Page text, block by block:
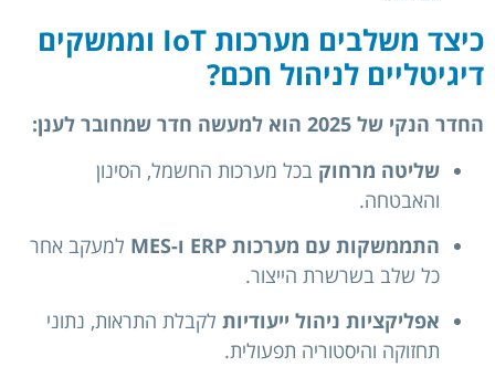
כיצד משלבים מערכות IoT וממשקים
דיגיטליים לניהול חכם?
החדר הנקי של 2025 הוא למעשה חדר שמחובר לענן:
שליטה מרחוק בכל מערכות החשמל, הסינון
והאבטחה.
התממשקות עם מערכות ERP ו-MES
למעקב אחר
כל שלב בשרשרת הייצור.
אפליקציות ניהול ייעודיות לקבלת התראות, נתוני
תחזוקה והיסטוריה תפעולית.